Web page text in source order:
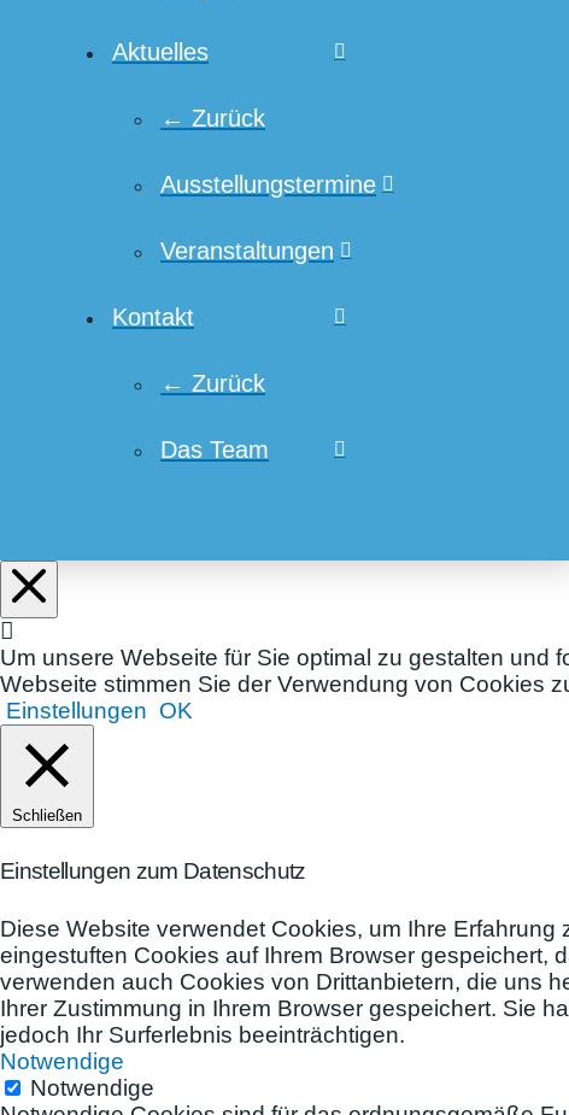
Aktuelles
← Zurück
Ausstellungstermine
Veranstaltungen
Kontakt
← Zurück
Das Team
Um unsere Webseite für Sie optimal zu gestalten
Webseite stimmen Sie der Verwendung von Cookies
Einstellungen OK
Schließen
Einstellungen zum Datenschutz
Diese Website verwendet Cookies, um Ihre
eingestuften Cookies auf Ihrem Browser gespeichert,
verwenden auch Cookies von Drittanbietern, die uns
Ihrer Zustimmung in Ihrem Browser gespeichert. Sie
jedoch Ihr Surferlebnis beeinträchtigen.
Notwendige
Notwendige